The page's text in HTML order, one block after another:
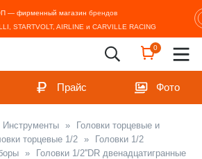
— фирменный магазин брендов
STARTVOLT, AIRLINE и CARVILLE RACING
0
Прайс Фото
Инструменты »
Головки торцевые и
торцевые 1/2 »
Головки 1/2
» Головки 1/2''DR двенадцатигранные